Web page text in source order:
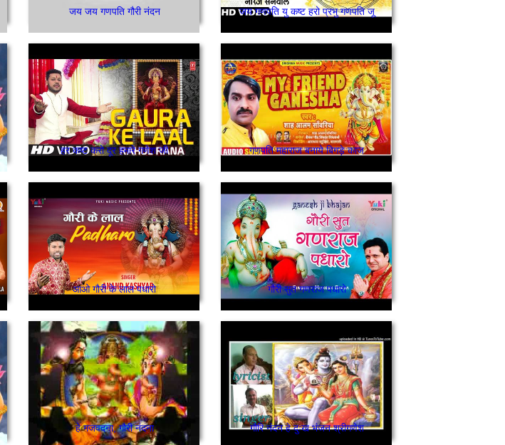
जय जय गणपति गौरी नंदन जय गणपति यु कष्ट हरो प्रभु गणपति जू
हर कष्ट करो दूर हमारे गणेश जी गणपति महाराज बनाये बिगड़े काज
आओ गौरी के लाल पधारो गौरी सुत गणराज पधारो
हे गजवदना, गौरी नंदना गौरि नंदन हे दुःख भंजन श्रीगणेश